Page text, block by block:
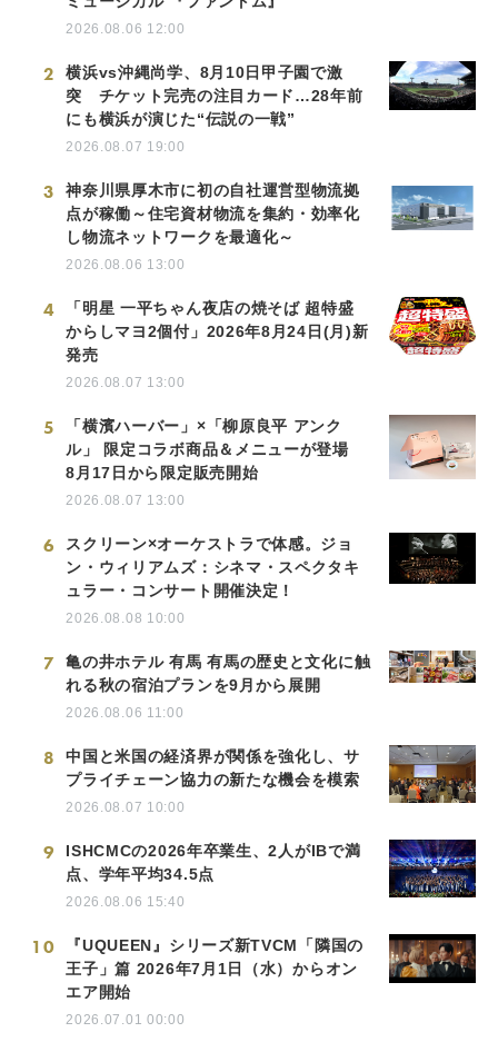
2026.08.06 12:00
2
横浜vs沖縄尚学、8月10日甲子園で激
突 チケット完売の注目カード…28年前
にも横浜が演じた“伝説の一戦”
2026.08.07 19:00
3
神奈川県厚木市に初の自社運営型物流拠
点が稼働～住宅資材物流を集約・効率化
し物流ネットワークを最適化～
2026.08.06 13:00
4
「明星 一平ちゃん夜店の焼そば 超特盛
からしマヨ2個付」2026年8月24日(月)新
発売
2026.08.07 13:00
5
「横濱ハーバー」×「柳原良平 アンク
ル」 限定コラボ商品＆メニューが登場
8月17日から限定販売開始
2026.08.07 13:00
6
スクリーン×オーケストラで体感。ジョ
ン・ウィリアムズ：シネマ・スペクタキ
ュラー・コンサート開催決定！
2026.08.08 10:00
7
亀の井ホテル 有馬 有馬の歴史と文化に触
れる秋の宿泊プランを9月から展開
2026.08.06 11:00
8
中国と米国の経済界が関係を強化し、サ
プライチェーン協力の新たな機会を模索
2026.08.07 10:00
9
ISHCMCの2026年卒業生、2人がIBで満
点、学年平均34.5点
2026.08.06 15:40
10
『UQUEEN』シリーズ新TVCM「隣国の
王子」篇 2026年7月1日（水）からオン
エア開始
2026.07.01 00:00